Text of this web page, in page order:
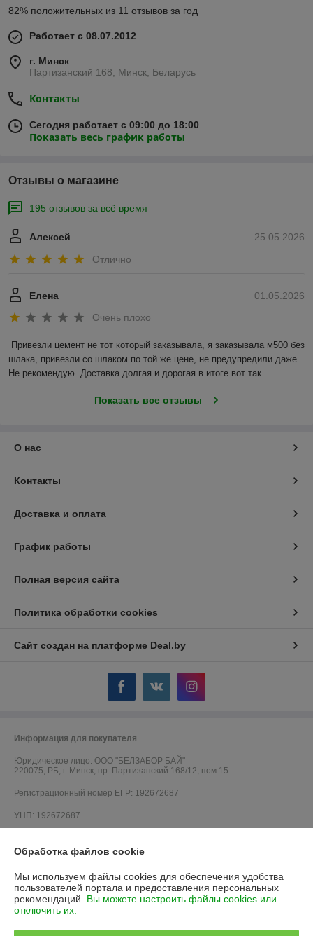
82% положительных из 11 отзывов за год
Работает с 08.07.2012
г. Минск
Партизанский 168, Минск, Беларусь
Контакты
Сегодня работает с 09:00 до 18:00
Показать весь график работы
Отзывы о магазине
195 отзывов за всё время
25.05.2026
Алексей
Отлично
01.05.2026
Елена
Очень плохо
Привезли цемент не тот который заказывала, я заказывала м500 без
шлака, привезли со шлаком по той же цене, не предупредили даже.
Не рекомендую. Доставка долгая и дорогая в итоге вот так.
Показать все отзывы
О нас
Контакты
Доставка и оплата
График работы
Полная версия сайта
Политика обработки cookies
Сайт создан на платформе Deal.by
Информация для покупателя
Юридическое лицо: ООО "БЕЛЗАБОР БАЙ"
220075, РБ, г. Минск, пр. Партизанский 168/12, пом.15
Регистрационный номер ЕГР: 192672687
УНП: 192672687
Ссылка на свидетельство/лицензию
Ссылка на свидетельство/лицензию
Ссылка на свидетельство/лицензию
Обработка файлов cookie
Мы используем файлы cookies для обеспечения удобства
пользователей портала и предоставления персональных
рекомендаций. Вы можете настроить файлы cookies или
отключить их.